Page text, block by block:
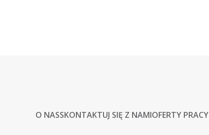
O NASSKONTAKTUJ SIĘ Z NAMIOFERTY PRACY